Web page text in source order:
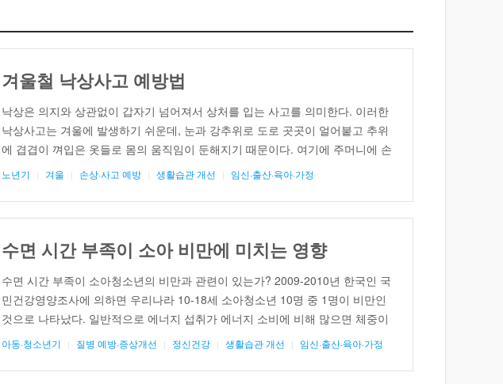
겨울철 낙상사고 예방법
낙상은 의지와 상관없이 갑자기 넘어져서 상처를 입는 사고를 의미한다. 이러한
낙상사고는 겨울에 발생하기 쉬운데, 눈과 강추위로 도로 곳곳이 얼어붙고 추위
에 겹겹이 껴입은 옷들로 몸의 움직임이 둔해지기 때문이다. 여기에 주머니에 손
을 집어 넣고 움츠리고 걷게 되면 넘어짐의 위험성은 보다 더 높아진다. 낙상사
은 사람들은 넘어질 듯해도 운동신경이 남아 […]
노년기 겨울 손상·사고 예방 생활습관 개선 임신·출산·육아·가정
수면 시간 부족이 소아 비만에 미치는 영향
수면 시간 부족이 소아청소년의 비만과 관련이 있는가? 2009-2010년 한국인 국
민건강영양조사에 의하면 우리나라 10-18세 소아청소년 10명 중 1명이 비만인
것으로 나타났다. 일반적으로 에너지 섭취가 에너지 소비에 비해 많으면 체중이
증가하는데, 식사 및 운동 습관이 중요한 요인이다. 최근에는 수면 부족도 비만
비만 예방을 위한 권고안에서는 각 연령에 맞는 적절한 […]
아동·청소년기 질병 예방·증상개선 정신건강 생활습관 개선 임신·출산·육아·가정